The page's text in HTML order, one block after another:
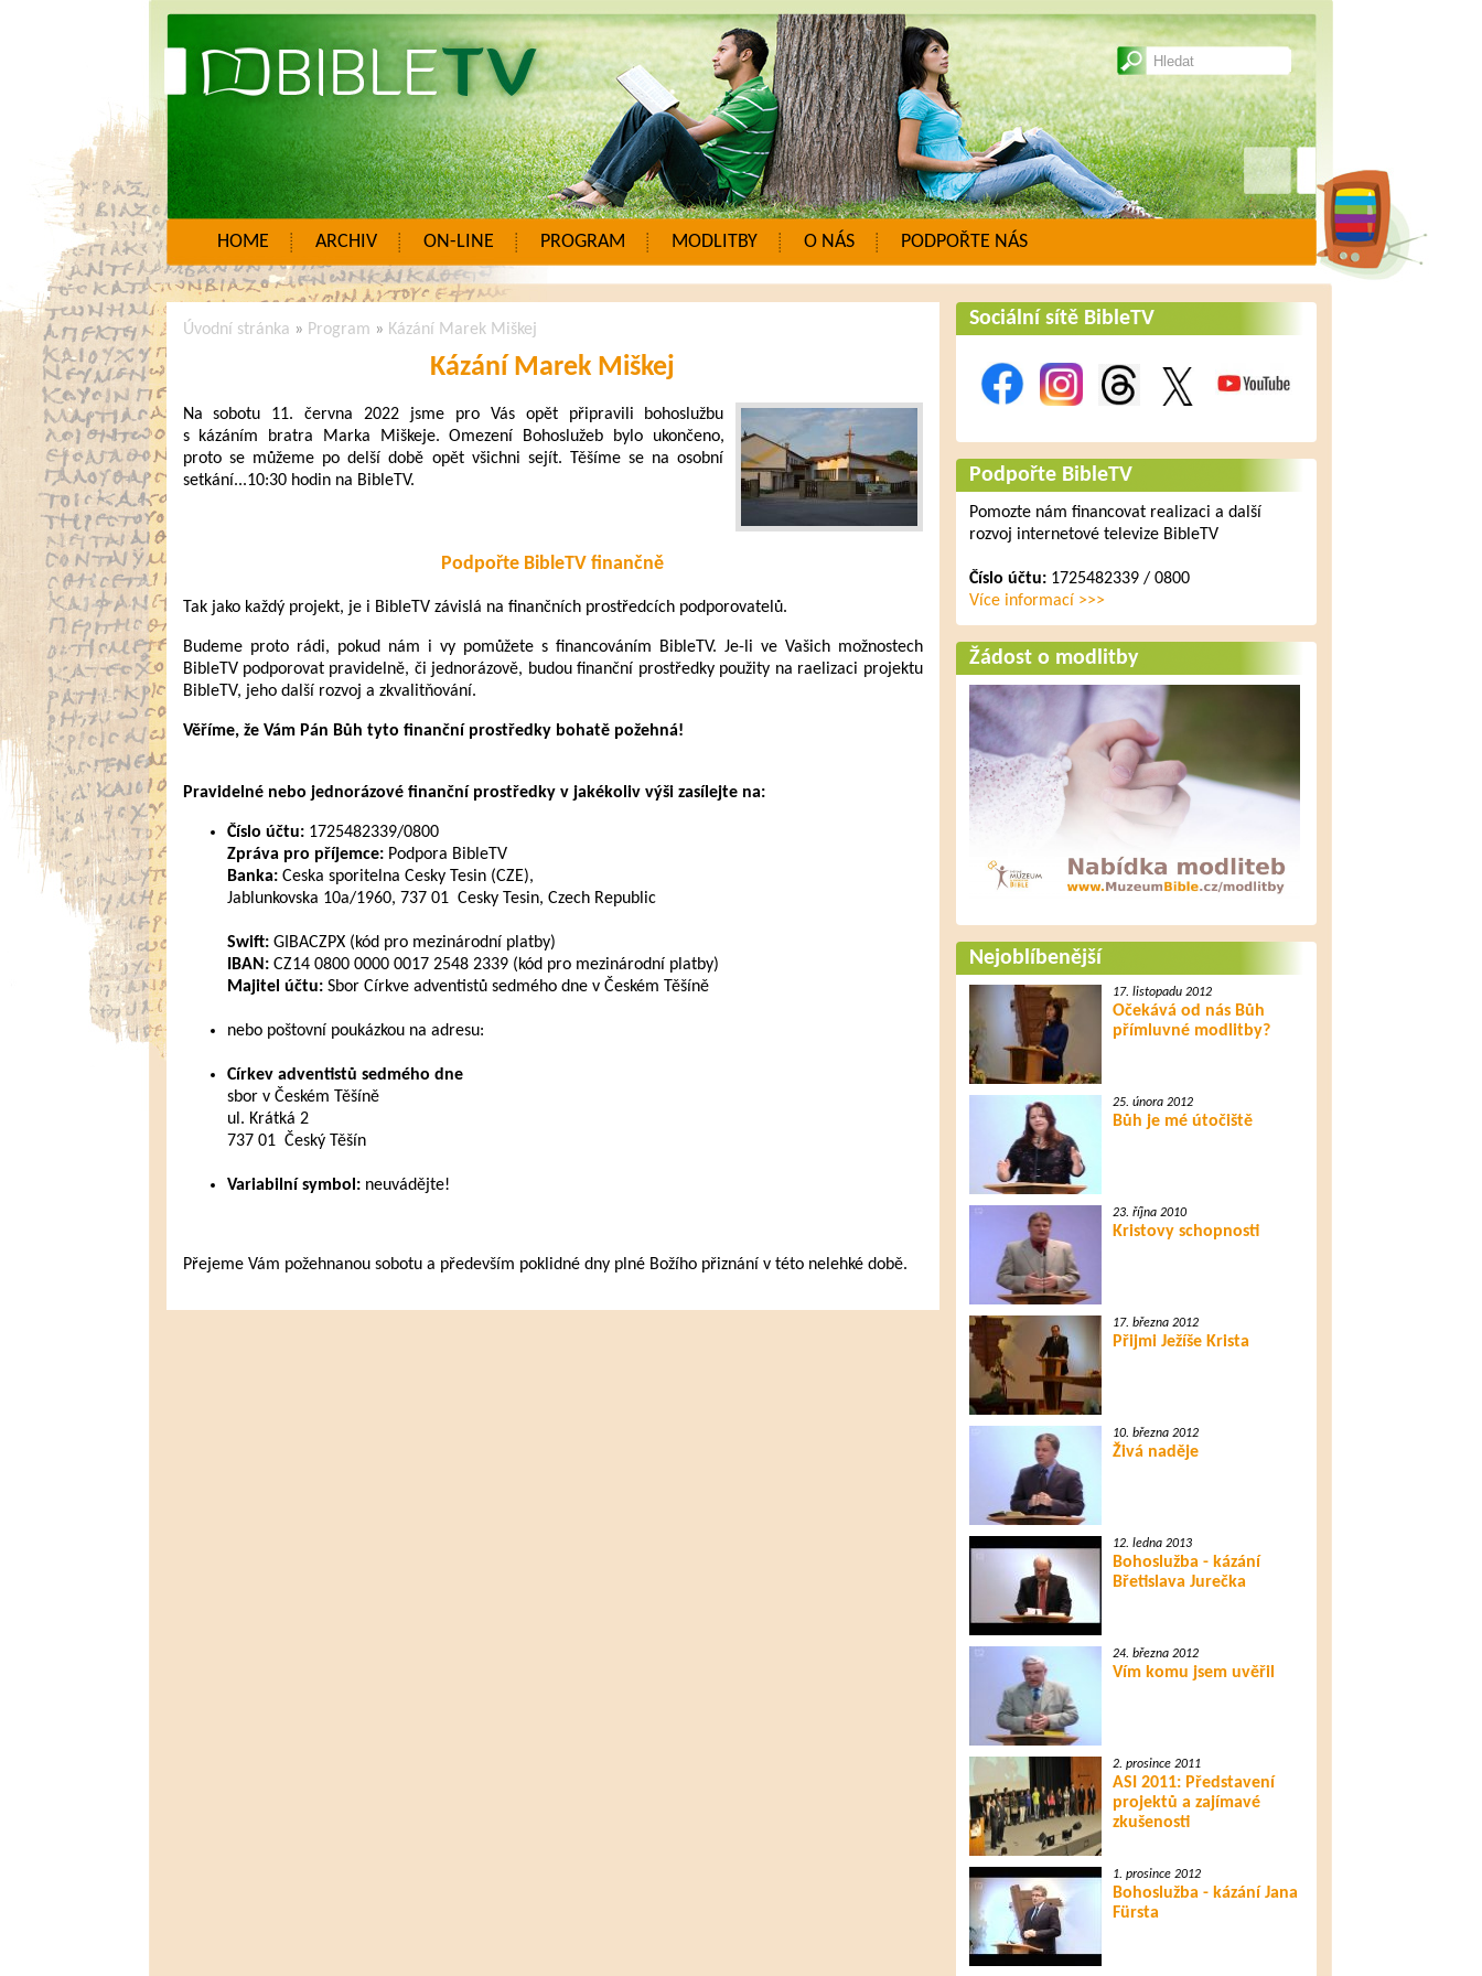
HOME ARCHIV ON-LINE PROGRAM MODLITBY O NÁS PODPOŘTE NÁS
Úvodní stránka » Program » Kázání Marek Miškej
Kázání Marek Miškej
Na sobotu 11. června 2022 jsme pro Vás opět připravili bohoslužbu
s kázáním bratra Marka Miškeje. Omezení Bohoslužeb bylo ukončeno,
proto se můžeme po delší době opět všichni sejít. Těšíme se na osobní
setkání...10:30 hodin na BibleTV.
Podpořte BibleTV finančně
Tak jako každý projekt, je i BibleTV závislá na finančních prostředcích podporovatelů.
Budeme proto rádi, pokud nám i vy pomůžete s financováním BibleTV. Je-li ve Vašich možnostech
BibleTV podporovat pravidelně, či jednorázově, budou finanční prostředky použity na raelizaci projektu
BibleTV, jeho další rozvoj a zkvalitňování.
Věříme, že Vám Pán Bůh tyto finanční prostředky bohatě požehná!
Pravidelné nebo jednorázové finanční prostředky v jakékoliv výši zasílejte na:
Číslo účtu:1725482339/0800
Zpráva pro příjemce:Podpora BibleTV
Banka:Ceska sporitelna Cesky Tesin (CZE),
Jablunkovska 10a/1960, 737 01 Cesky Tesin, Czech Republic
Swift:GIBACZPX (kód pro mezinárodní platby)
IBAN:CZ14 0800 0000 0017 2548 2339 (kód pro mezinárodní platby)
Majitel účtu:Sbor Církve adventistů sedmého dne v Českém Těšíně
nebo poštovní poukázkou na adresu:
Církev adventistů sedmého dne
sbor v Českém Těšíně
ul. Krátká 2
737 01 Český Těšín
Variabilní symbol: neuvádějte!
Přejeme Vám požehnanou sobotu a především poklidné dny plné Božího přiznání v této nelehké době.
Sociální sítě BibleTV
Podpořte BibleTV
Pomozte nám financovat realizaci a další
rozvoj internetové televize BibleTV
Číslo účtu:1725482339 / 0800
Více informací >>>
Žádost o modlitby
Nejoblíbenější
17. listopadu 2012
Očekává od nás Bůh
přímluvné modlitby?
25. února 2012
Bůh je mé útočiště
23. října 2010
Kristovy schopnosti
17. března 2012
Přijmi Ježíše Krista
10. března 2012
Živá naděje
12. ledna 2013
Bohoslužba - kázání
Břetislava Jurečka
24. března 2012
Vím komu jsem uvěřil
2. prosince 2011
ASI 2011: Představení
projektů a zajímavé
zkušenosti
1. prosince 2012
Bohoslužba - kázání Jana
Fürsta